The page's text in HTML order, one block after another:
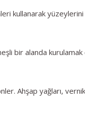
kullanarak yüzeylerini
bir alanda kurulamak
Ahşap yağları,